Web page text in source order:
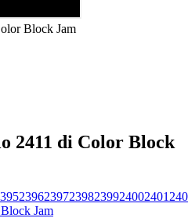
Block Jam
2411 di Color Block
239623972398239924002401
Jam